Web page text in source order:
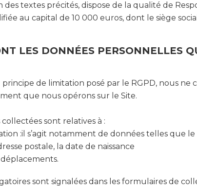
des textes précités, dispose de la qualité de
au capital de 10 000 euros, dont le siège
LES DONNÉES PERSONNELLES
de limitation posé par le RGPD, nous ne
que nous opérons sur le Site.
sont relatives à :
:il s’agit notamment de données telles que le
postale, la date de naissance
sont signalées dans les formulaires de